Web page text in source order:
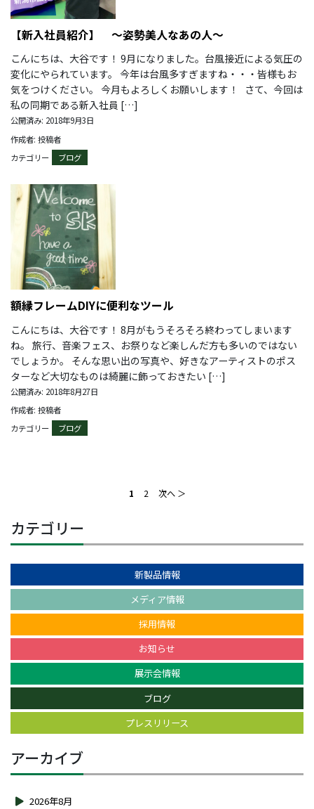
【新入社員紹介】 ～姿勢美人なあの人～
こんにちは、大谷です！ 9月になりました。台風接近による気圧の
変化にやられています。 今年は台風多すぎますね・・・皆様もお
気をつけください。 今月もよろしくお願いします！ さて、今回は
私の同期である新入社員 […]
公開済み: 2018年9月3日
作成者: 投稿者
カテゴリー
ブログ
額縁フレームDIYに便利なツール
こんにちは、大谷です！ 8月がもうそろそろ終わってしまいます
ね。 旅行、音楽フェス、お祭りなど楽しんだ方も多いのではない
でしょうか。 そんな思い出の写真や、好きなアーティストのポス
ターなど大切なものは綺麗に飾っておきたい […]
公開済み: 2018年8月27日
作成者: 投稿者
カテゴリー
ブログ
1 2 次へ ＞
カテゴリー
新製品情報
メディア情報
採用情報
お知らせ
展示会情報
ブログ
プレスリリース
アーカイブ
2026年8月